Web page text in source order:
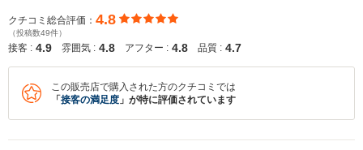
クチコミ総合評価： 4.8
（投稿数49件）
接客 : 4.9 雰囲気 : 4.8 アフター : 4.8 品質 : 4.7
この販売店で購入された方のクチコミでは
「 接客の満足度 」が特に評価されています